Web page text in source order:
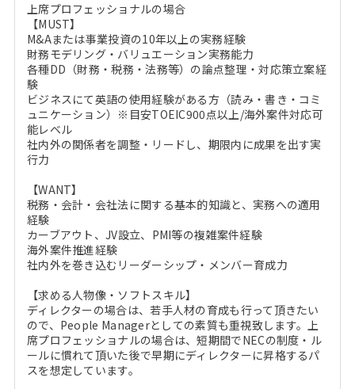
上席プロフェッショナルの場合
【MUST】
M&Aまたは事業投資の10年以上の実務経験
財務モデリング・バリュエーション実務能力
各種DD（財務・税務・法務等）の論点整理・対応策立案経
験
ビジネスにて英語の使用経験がある方（読み・書き・コミ
ュニケーション）※目安TOEIC900点以上/海外案件対応可
能レベル
社内外の関係者を調整・リードし、期限内に成果を出す実
行力
【WANT】
税務・会計・会社法に関する基本的知識と、実務への適用
経験
カーブアウト、JV設立、PMI等の複雑案件経験
海外案件推進経験
社内外を巻き込むリーダーシップ・メンバー育成力
【求める人物像・ソフトスキル】
ディレクターの場合は、若手人材の育成も行って頂きたい
ので、People Managerとしての素質も重視致します。上
席プロフェッショナルの場合は、短期間でNECの制度・ル
ールに慣れて頂いた後で早期にディレクターに昇格するパ
スを想定しています。